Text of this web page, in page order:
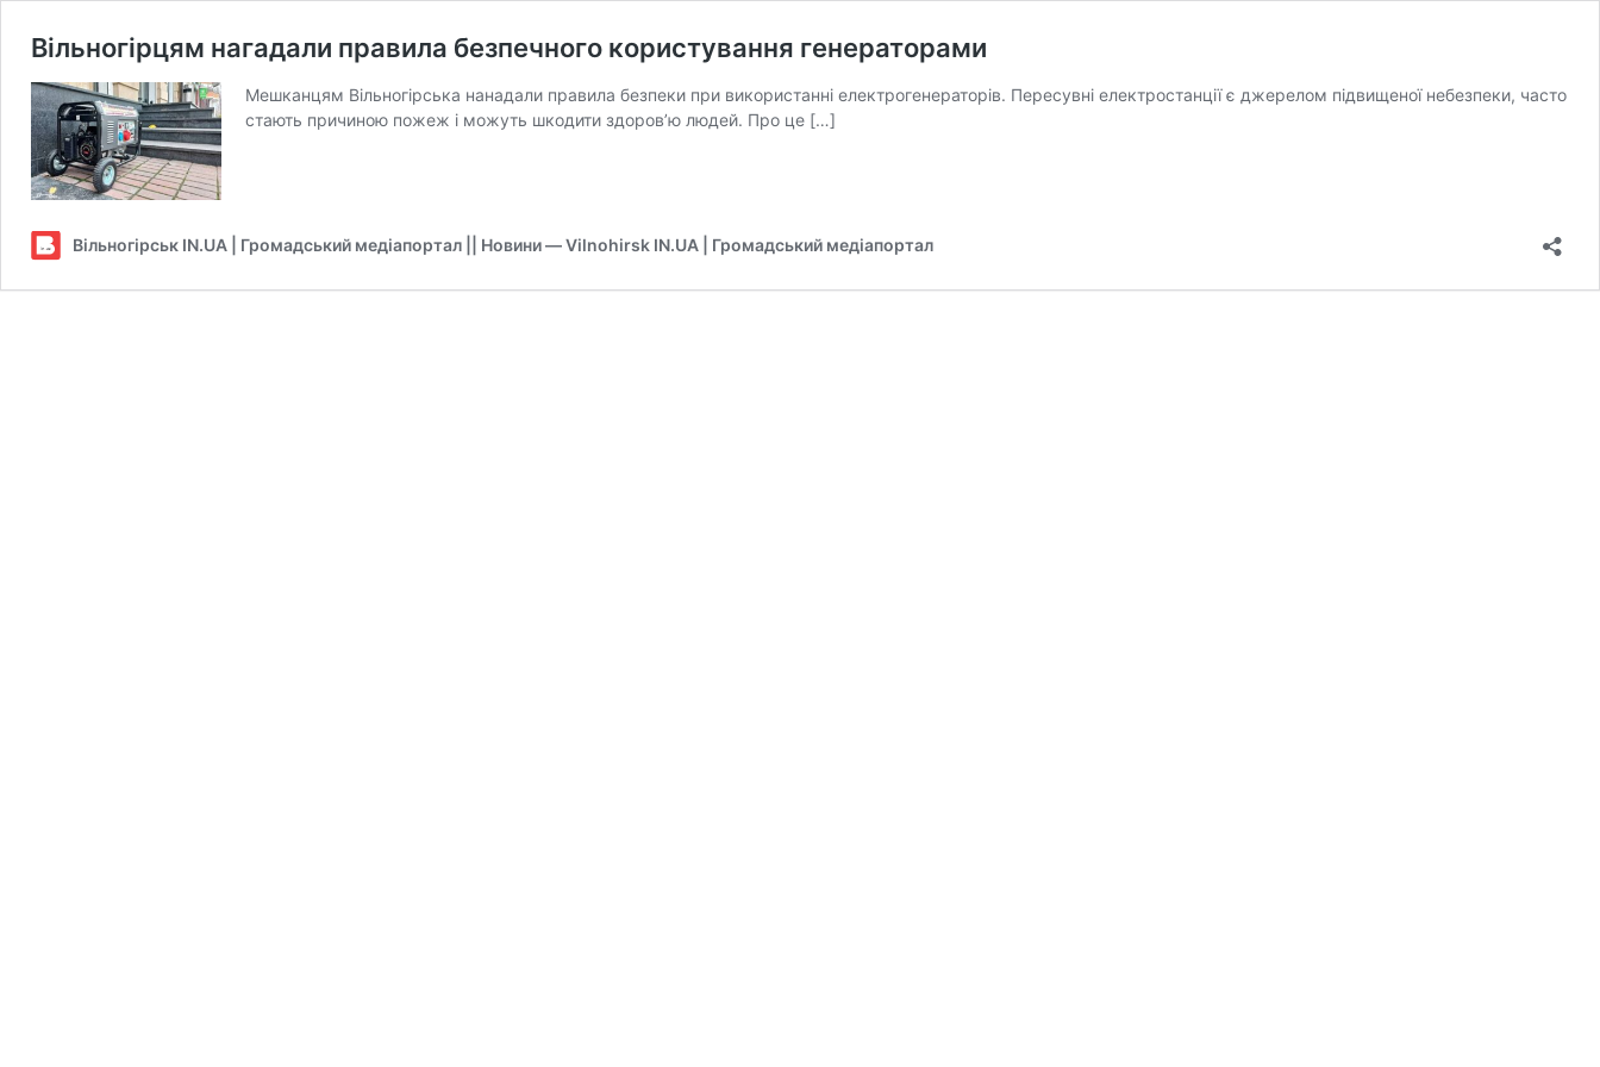
Вільногірцям нагадали правила безпечного користування генераторами
Мешканцям Вільногірська нанадали правила безпеки при використанні електрогенераторів. Пересувні електростанції є джерелом підвищеної небезпеки, часто
стають причиною пожеж і можуть шкодити здоров’ю людей. Про це […]
Вільногірськ IN.UA | Громадський медіапортал || Новини — Vilnohirsk IN.UA | Громадський медіапортал